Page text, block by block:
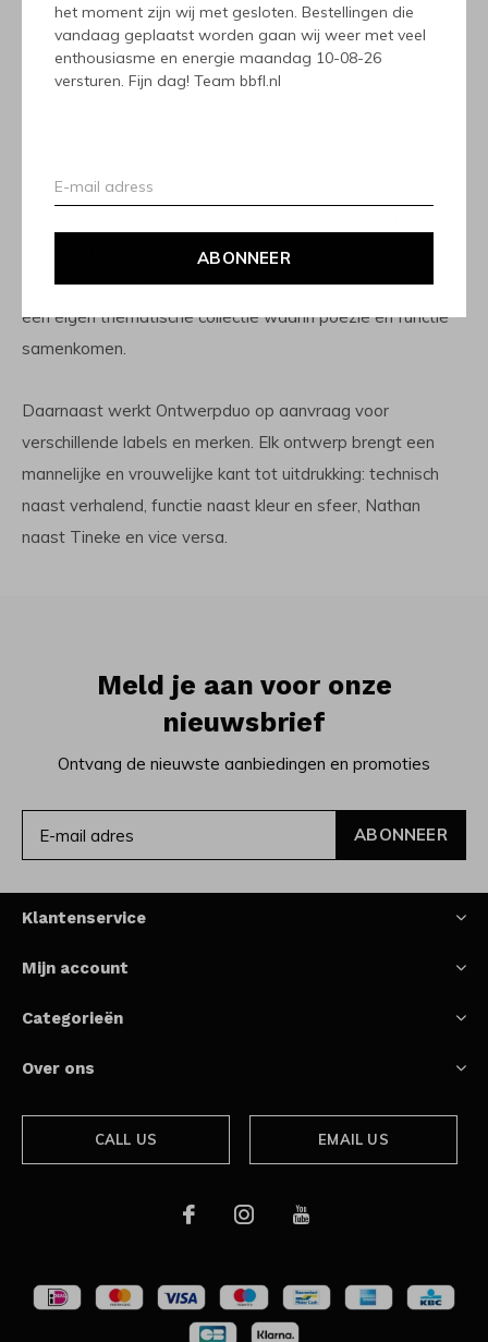
het moment zijn wij met gesloten. Bestellingen die
vandaag geplaatst worden gaan wij weer met veel
enthousiasme en energie maandag 10-08-26
versturen. Fijn dag! Team bbfl.nl
ABONNEER
Seen 7 of the 7 products
een hecht team van bedenkers en doeners. De studio is
gevestigd in Eindhoven en presenteert eenmaal per jaar
een eigen thematische collectie waarin poëzie en functie
samenkomen.
Daarnaast werkt Ontwerpduo op aanvraag voor
verschillende labels en merken. Elk ontwerp brengt een
mannelijke en vrouwelijke kant tot uitdrukking: technisch
naast verhalend, functie naast kleur en sfeer, Nathan
naast Tineke en vice versa.
Meld je aan voor onze
nieuwsbrief
Ontvang de nieuwste aanbiedingen en promoties
ABONNEER
Klantenservice
Mijn account
Categorieën
Over ons
CALL US EMAIL US